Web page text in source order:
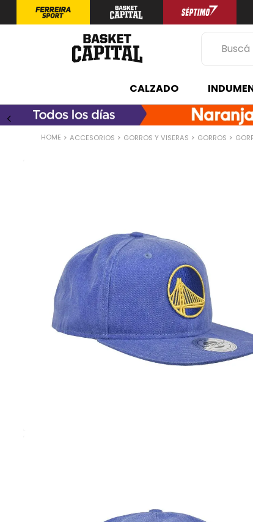
Buscá
2.
3.
CALZADO
ACCESORIOS GORROS Y VISERAS GORROS